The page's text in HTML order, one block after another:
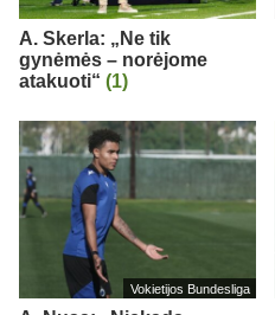
A. Skerla: „Ne tik
gynėmės – norėjome
atakuoti“ (1)
Vokietijos Bundesliga